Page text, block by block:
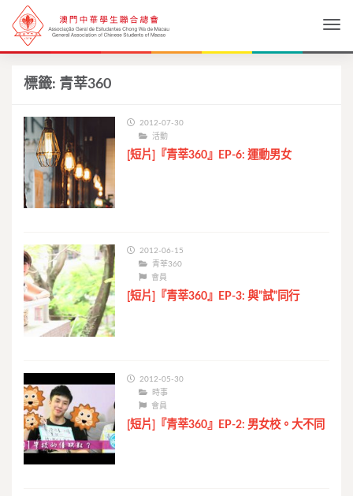
標籤: 青莘360
2012-07-30
活動
[短片]『青莘360』EP-6: 運動男女
2012-06-15
青莘360
會員
[短片]『青莘360』EP-3: 與”試”同行
2012-05-30
時事
會員
[短片]『青莘360』EP-2: 男女校。大不同